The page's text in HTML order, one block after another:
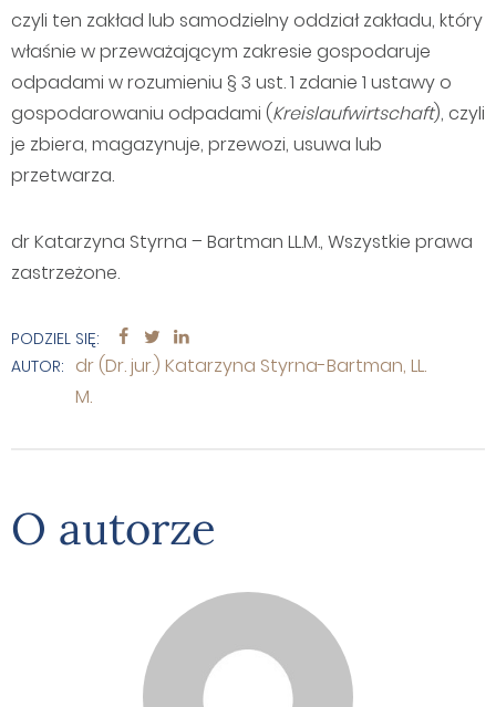
czyli ten zakład lub samodzielny oddział zakładu, który
właśnie w przeważającym zakresie gospodaruje
odpadami w rozumieniu § 3 ust. 1 zdanie 1 ustawy o
gospodarowaniu odpadami (Kreislaufwirtschaft), czyli
je zbiera, magazynuje, przewozi, usuwa lub
przetwarza.
dr Katarzyna Styrna – Bartman LL.M., Wszystkie prawa
zastrzeżone.
PODZIEL SIĘ:
AUTOR: dr (Dr. jur.) Katarzyna Styrna-Bartman, LL.
M.
O autorze